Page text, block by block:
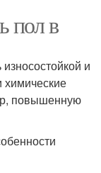
пол в
и
химические
повышенную